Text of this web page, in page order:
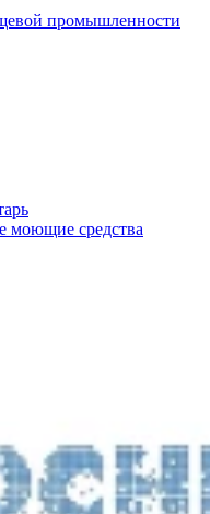
промышленности
моющие средства